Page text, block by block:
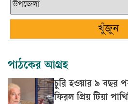
খুঁজুন
পাঠকের আগ্রহ
চুরি হওয়ার ৯ বছর
ফিরল প্রিয় টিয়া